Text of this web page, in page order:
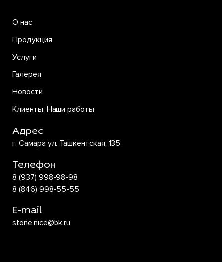
О нас
Продукция
Услуги
Галерея
Новости
Клиенты. Наши работы
Адрес
г. Самара ул. Ташкентская, 135
Телефон
8 (937) 998-98-98
8 (846) 998-55-55
E-mail
stone.nice@bk.ru